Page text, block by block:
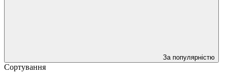
За популярністю
Сортування